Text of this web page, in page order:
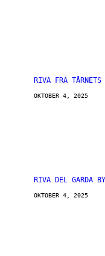
RIVA FRA TÅRNETS
OKTOBER 4, 2025
RIVA DEL GARDA
OKTOBER 4, 2025